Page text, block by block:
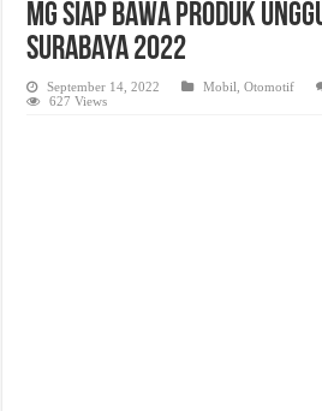
Dibutuhkan Marketing. Lamaran di-email ke
MG Siap Bawa Produk
Surabaya 2022
September 14, 2022 Mobil ,Otomotif
627 Views